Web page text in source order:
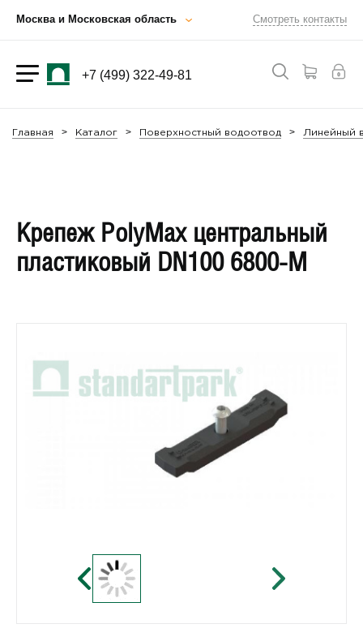
Москва и Московская область Смотреть контакты
+7 (499) 322-49-81
Главная Каталог Поверхностный водоотвод Линейный
Крепеж PolyMax центральный
пластиковый DN100 6800-М